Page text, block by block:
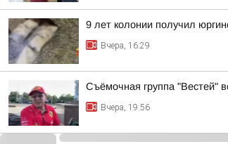
9 лет колонии получил
Вчера, 16:29
Съёмочная группа "Вестей"
Вчера, 19:56